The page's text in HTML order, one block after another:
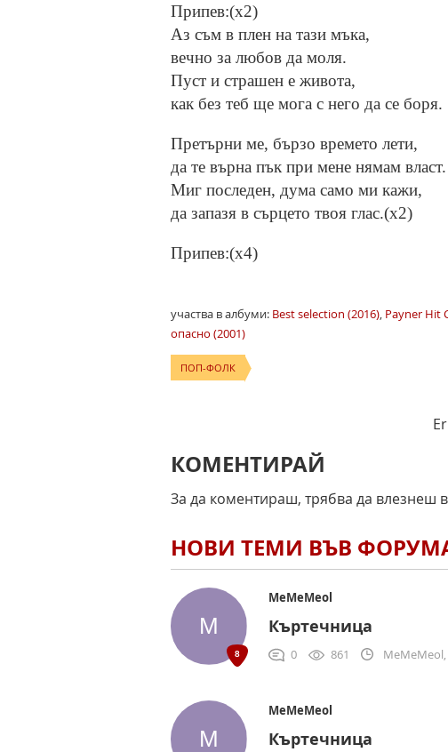
Припев:(x2)
Аз съм в плен на тази мъка,
вечно за любов да моля.
Пуст и страшен е живота,
как без теб ще мога с него да се боря.
Претърни ме, бързо времето лети,
да те върна пък при мене нямам власт.
Миг последен, дума само ми кажи,
да запазя в сърцето твоя глас.(x2)
Припев:(x4)
участва в албуми: Best selection (2016), Payner Hit
опасно (2001)
ПОП-ФОЛК
КОМЕНТИРАЙ
За да коментираш, трябва да влезнеш
НОВИ ТЕМИ ВЪВ
MeMeMeol
Къртечница
0 861
MeMeMeol
Къртечница